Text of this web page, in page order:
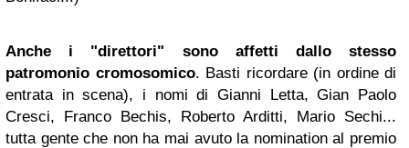
Anche i "direttori" sono affetti dallo stesso
patromonio cromosomico. Basti ricordare (in ordine di
entrata in scena), i nomi di Gianni Letta, Gian Paolo
Cresci, Franco Bechis, Roberto Arditti, Mario Sechi...
tutta gente che non ha mai avuto la nomination al premio